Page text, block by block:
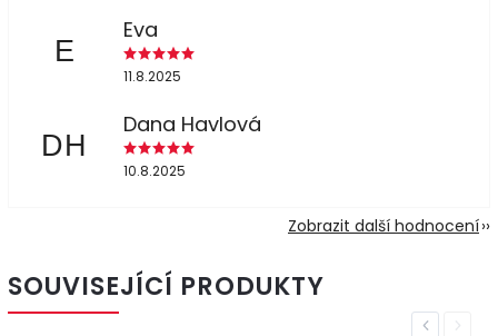
E
Eva
11.8.2025
DH
Dana Havlová
10.8.2025
Zobrazit další hodnocení
SOUVISEJÍCÍ PRODUKTY
PreviousNext